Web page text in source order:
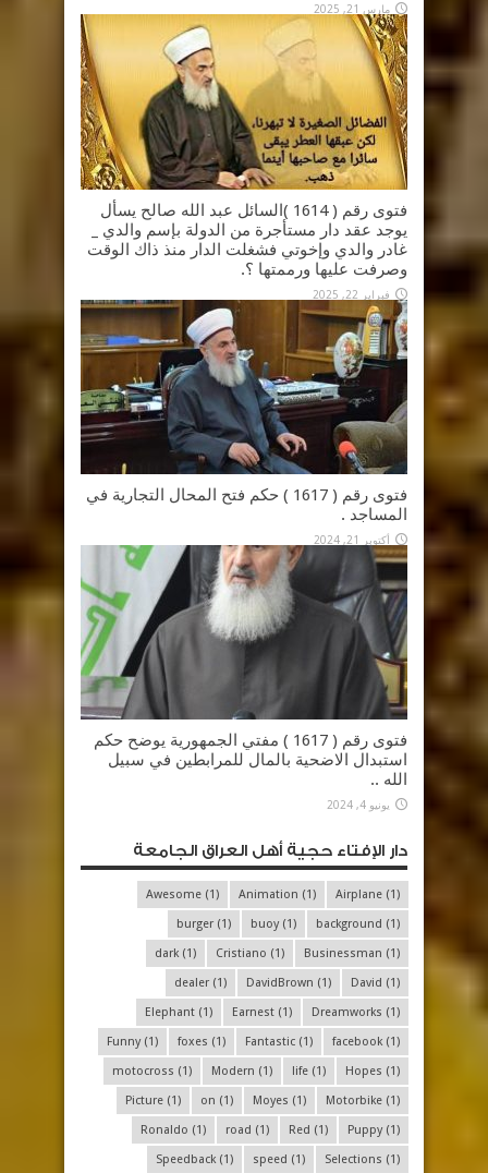
مارس 21, 2025
فتوى رقم ( 1614 )السائل عبد الله صالح يسأل
يوجد عقد دار مستأجرة من الدولة بإسم والدي _
غادر والدي وإخوتي فشغلت الدار منذ ذاك الوقت
وصرفت عليها ورممتها ؟.
فبراير 22, 2025
فتوى رقم ( 1617 ) حكم فتح المحال التجارية في
المساجد .
أكتوبر 21, 2024
فتوى رقم ( 1617 ) مفتي الجمهورية يوضح حكم
استبدال الاضحية بالمال للمرابطين في سبيل
الله ..
يونيو 4, 2024
دار الإفتاء حجية أهل العراق الجامعة
Airplane (1)
Animation (1)
Awesome (1)
background (1)
buoy(1)
burger (1)
Businessman (1)
Cristiano (1)
dark (1)
David (1)
DavidBrown (1)
dealer (1)
Dreamworks (1)
Earnest (1)
Elephant (1)
facebook (1)
Fantastic (1)
foxes (1)
Funny(1)
Hopes (1)
life (1)
Modern (1)
motocross (1)
Motorbike (1)
Moyes (1)
on (1)
Picture (1)
Puppy(1)
Red (1)
road (1)
Ronaldo (1)
Selections (1)
speed (1)
Speedback (1)